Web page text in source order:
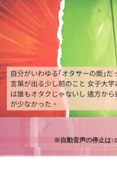
※自動音声の停止は↑